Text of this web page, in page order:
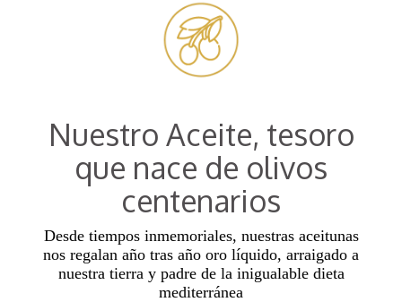
Nuestro Aceite, tesoro
que nace de olivos
centenarios
Desde tiempos inmemoriales, nuestras aceitunas
nos regalan año tras año oro líquido, arraigado a
nuestra tierra y padre de la inigualable dieta
mediterránea